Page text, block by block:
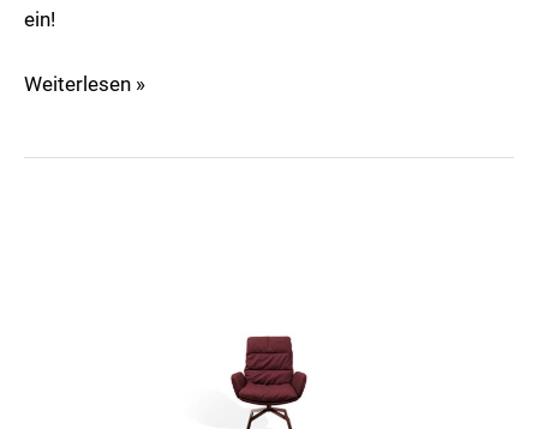
ein!
Weiterlesen »